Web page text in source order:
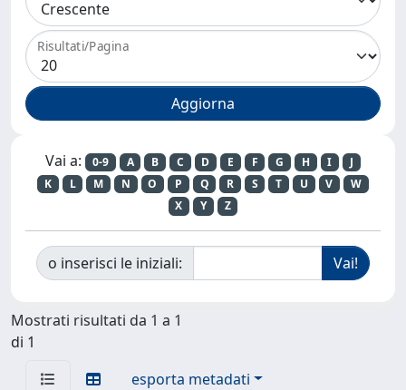
Risultati/Pagina
Vai a: 0-9 A B C D E F G H I
J
K
L M N O P Q R S T U V
W
X
Y Z
o inserisci le iniziali:
Mostrati risultati da 1 a 1
di 1
esporta metadati